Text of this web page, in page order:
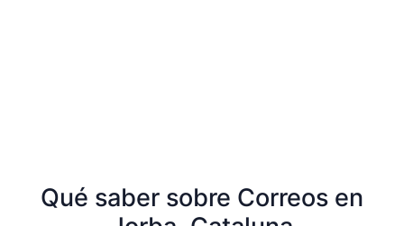
Qué saber sobre Correos en